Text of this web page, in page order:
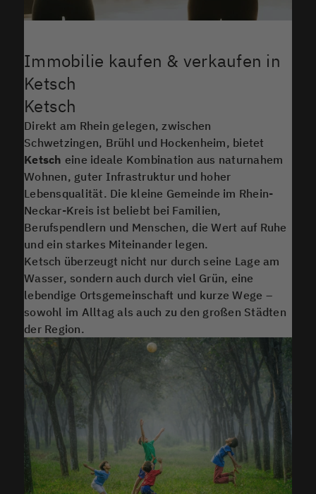
Immobilie kaufen & verkaufen in
Ketsch
Ketsch
Direkt am Rhein gelegen, zwischen
Schwetzingen, Brühl und Hockenheim, bietet
Ketsch eine ideale Kombination aus naturnahem
Wohnen, guter Infrastruktur und hoher
Lebensqualität. Die kleine Gemeinde im Rhein-
Neckar-Kreis ist beliebt bei Familien,
Berufspendlern und Menschen, die Wert auf Ruhe
und ein starkes Miteinander legen.
Ketsch überzeugt nicht nur durch seine Lage am
Wasser, sondern auch durch viel Grün, eine
lebendige Ortsgemeinschaft und kurze Wege –
sowohl im Alltag als auch zu den großen Städten
der Region.